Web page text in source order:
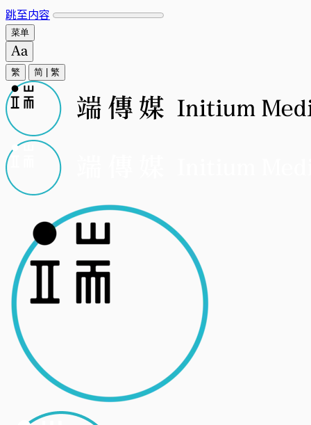
跳至内容
菜单
繁 简 繁